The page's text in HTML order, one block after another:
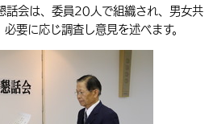
韓国語（한국어）
生涯学習・スポーツ・人権
健康・医療
計画・施策
スポットを探す
グルメ・食べる
四季のイベント・祭り
市役所の紹介
広報・広聴
会は、委員20人で組織され、男女共
要に応じ調査し意見を述べます。